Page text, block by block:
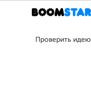
Проверить идею